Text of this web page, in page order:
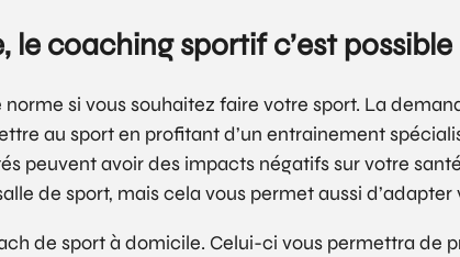
le coaching sportif c’est possible
si vous souhaitez faire votre sport. La
au sport en profitant d’un entrainement
peuvent avoir des impacts négatifs sur votre
de sport, mais cela vous permet aussi
de sport à domicile. Celui-ci vous permettra de